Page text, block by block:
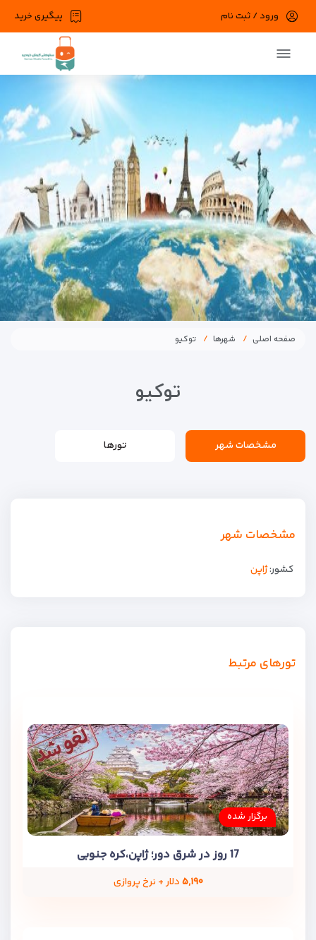
پیگیری خرید ورود / ثبت نام
صفحه اصلی شهرها توکیو
توکیو
مشخصات شهر تورها
مشخصات شهر
کشور:ژاپن
تورهای مرتبط
برگزار شده
17 روز در شرق دور؛ ژاپن،کره جنوبی
۵,۱۹۰دلار + نرخ پروازی